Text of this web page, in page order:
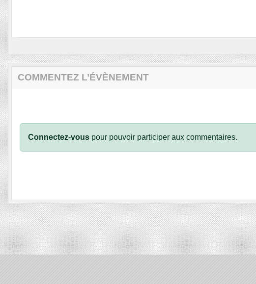
COMMENTEZ L’ÉVÈNEMENT
Connectez-vous pour pouvoir participer aux commentaires.